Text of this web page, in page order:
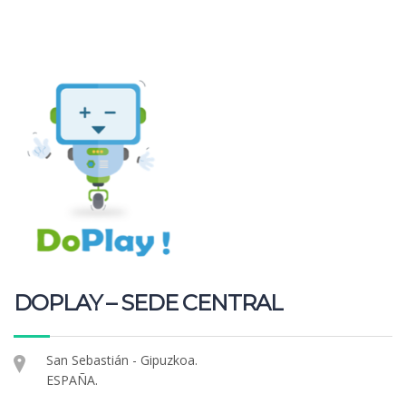
DOPLAY – SEDE CENTRAL
San Sebastián - Gipuzkoa.
ESPAÑA.